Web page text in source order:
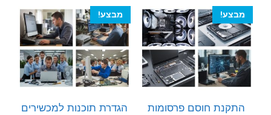
540.00 ₪.
300.00 ₪.
510.00 ₪.
300.00 ₪.
מבצע!
התקנת חוסם פרסומות
מבצע!
הגדרת תוכנות למכשירים